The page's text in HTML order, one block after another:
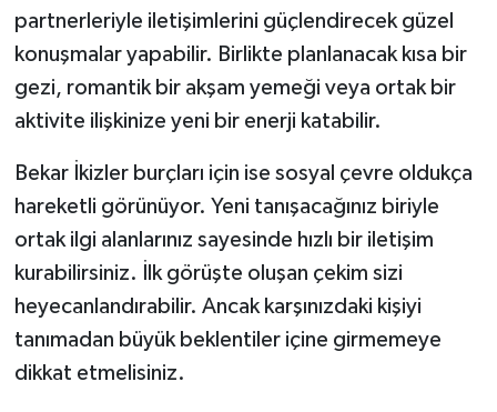
partnerleriyle iletişimlerini güçlendirecek güzel
konuşmalar yapabilir. Birlikte planlanacak kısa bir
gezi, romantik bir akşam yemeği veya ortak bir
aktivite ilişkinize yeni bir enerji katabilir.
Bekar İkizler burçları için ise sosyal çevre oldukça
hareketli görünüyor. Yeni tanışacağınız biriyle
ortak ilgi alanlarınız sayesinde hızlı bir iletişim
kurabilirsiniz. İlk görüşte oluşan çekim sizi
heyecanlandırabilir. Ancak karşınızdaki kişiyi
tanımadan büyük beklentiler içine girmemeye
dikkat etmelisiniz.